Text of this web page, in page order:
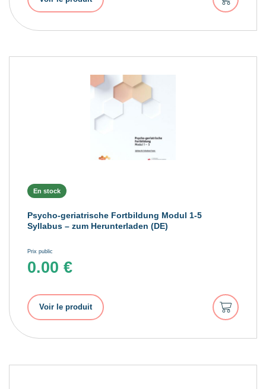
au
panier
En stock
Psycho-geriatrische Fortbildung Modul 1-5
Syllabus – zum Herunterladen (DE)
Prix public
0.00 €
Voir le produit
Ajouter
au
panier